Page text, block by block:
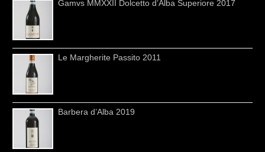
Gamvs MMXXII Dolcetto d’Alba Superiore 2017
Le Margherite Passito 2011
Barbera d’Alba 2019